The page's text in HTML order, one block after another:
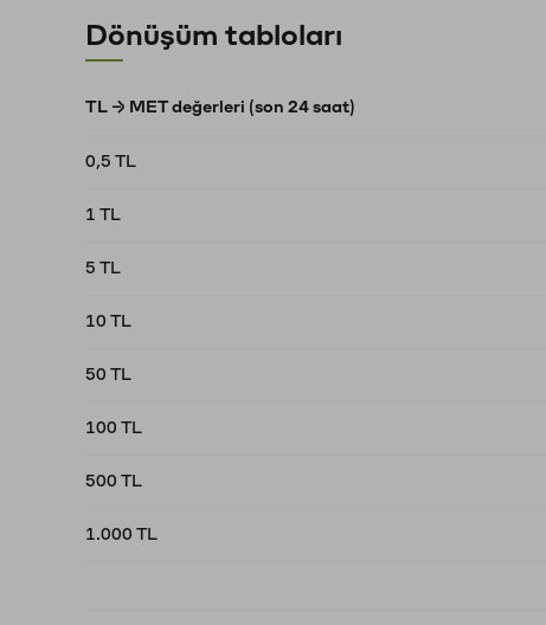
Dönüşüm tabloları
TL → MET değerleri (son 24 saat)
0,5 TL
1 TL
5 TL
10 TL
50 TL
100 TL
500 TL
1.000 TL